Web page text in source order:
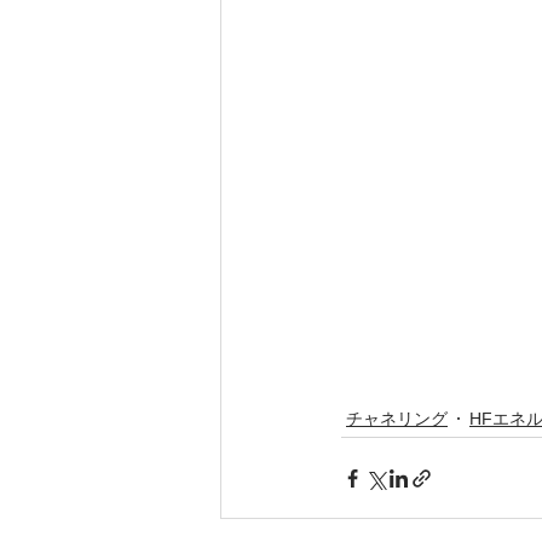
チャネリング HFエネ